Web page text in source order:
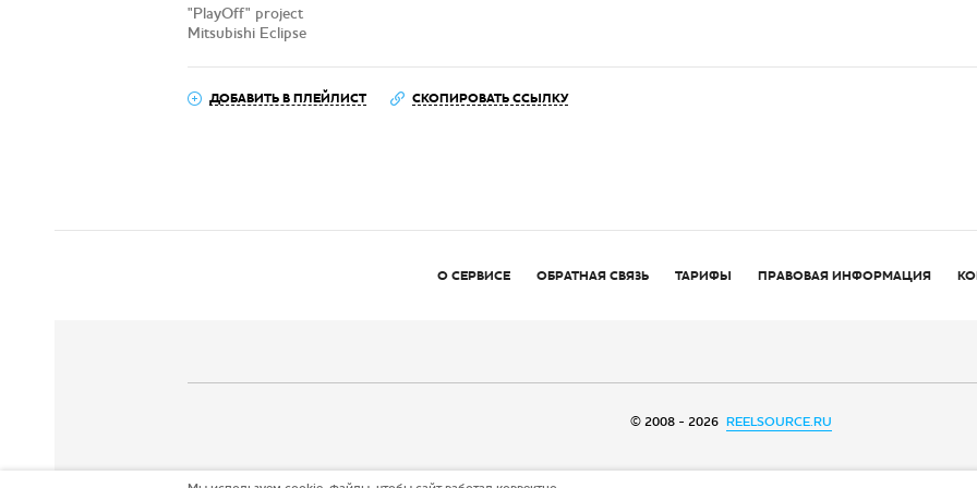
"PlayOff" project
Mitsubishi Eclipse
ДОБАВИТЬ В ПЛЕЙЛИСТ СКОПИРОВАТЬ ССЫЛКУ
О СЕРВИСЕ ОБРАТНАЯ СВЯЗЬ ТАРИФЫ ПРАВОВАЯ ИНФОРМАЦИЯ
© 2008 - 2026 REELSOURCE.RU